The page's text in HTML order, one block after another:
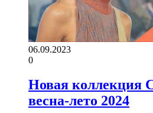
06.09.2023
0
Новая коллекция
весна-лето 2024